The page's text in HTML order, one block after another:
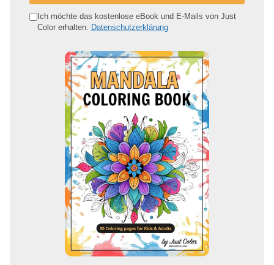
e Ich möchte das kostenlose eBook und E-Mails von Just
Color erhalten. Datenschutzerklärung